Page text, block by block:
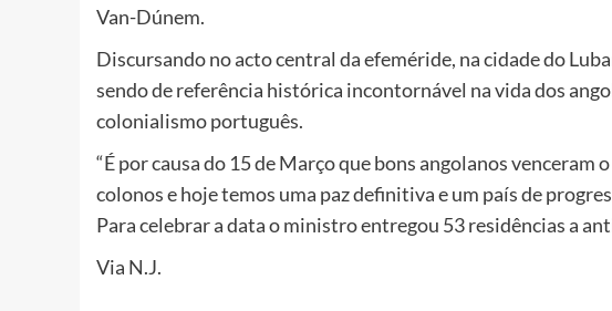
Van-Dúnem.
Discursando no acto central da efeméride, na cidade do
sendo de referência histórica incontornável na vida dos
colonialismo português.
“É por causa do 15 de Março que bons angolanos
colonos e hoje temos uma paz definitiva e um país de
Para celebrar a data o ministro entregou 53 residências a
Via N.J.